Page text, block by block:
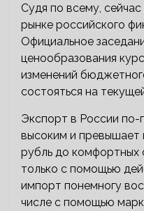
Судя по всему,
рынке российского
Официальное
ценообразования
изменений
состояться на
Экспорт в России
высоким и превышает
рубль до
только с помощью
импорт понемногу
числе с помощью